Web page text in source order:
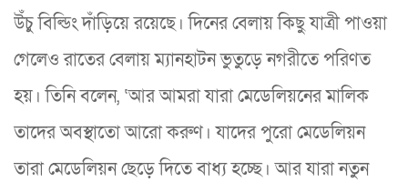
উঁচু বিল্ডিং দাঁড়িয়ে রয়েছে। দিনের বেলায় কিছু যাত্রী পাওয়া
গেলেও রাতের বেলায় ম্যানহাটন ভুতুড়ে নগরীতে পরিণত
হয়। তিনি বলেন, ‘আর আমরা যারা মেডেলিয়নের মালিক
তাদের অবস্থাতো আরো করুণ। যাদের পুরো মেডেলিয়ন
তারা মেডেলিয়ন ছেড়ে দিতে বাধ্য হচ্ছে। আর যারা নতুন